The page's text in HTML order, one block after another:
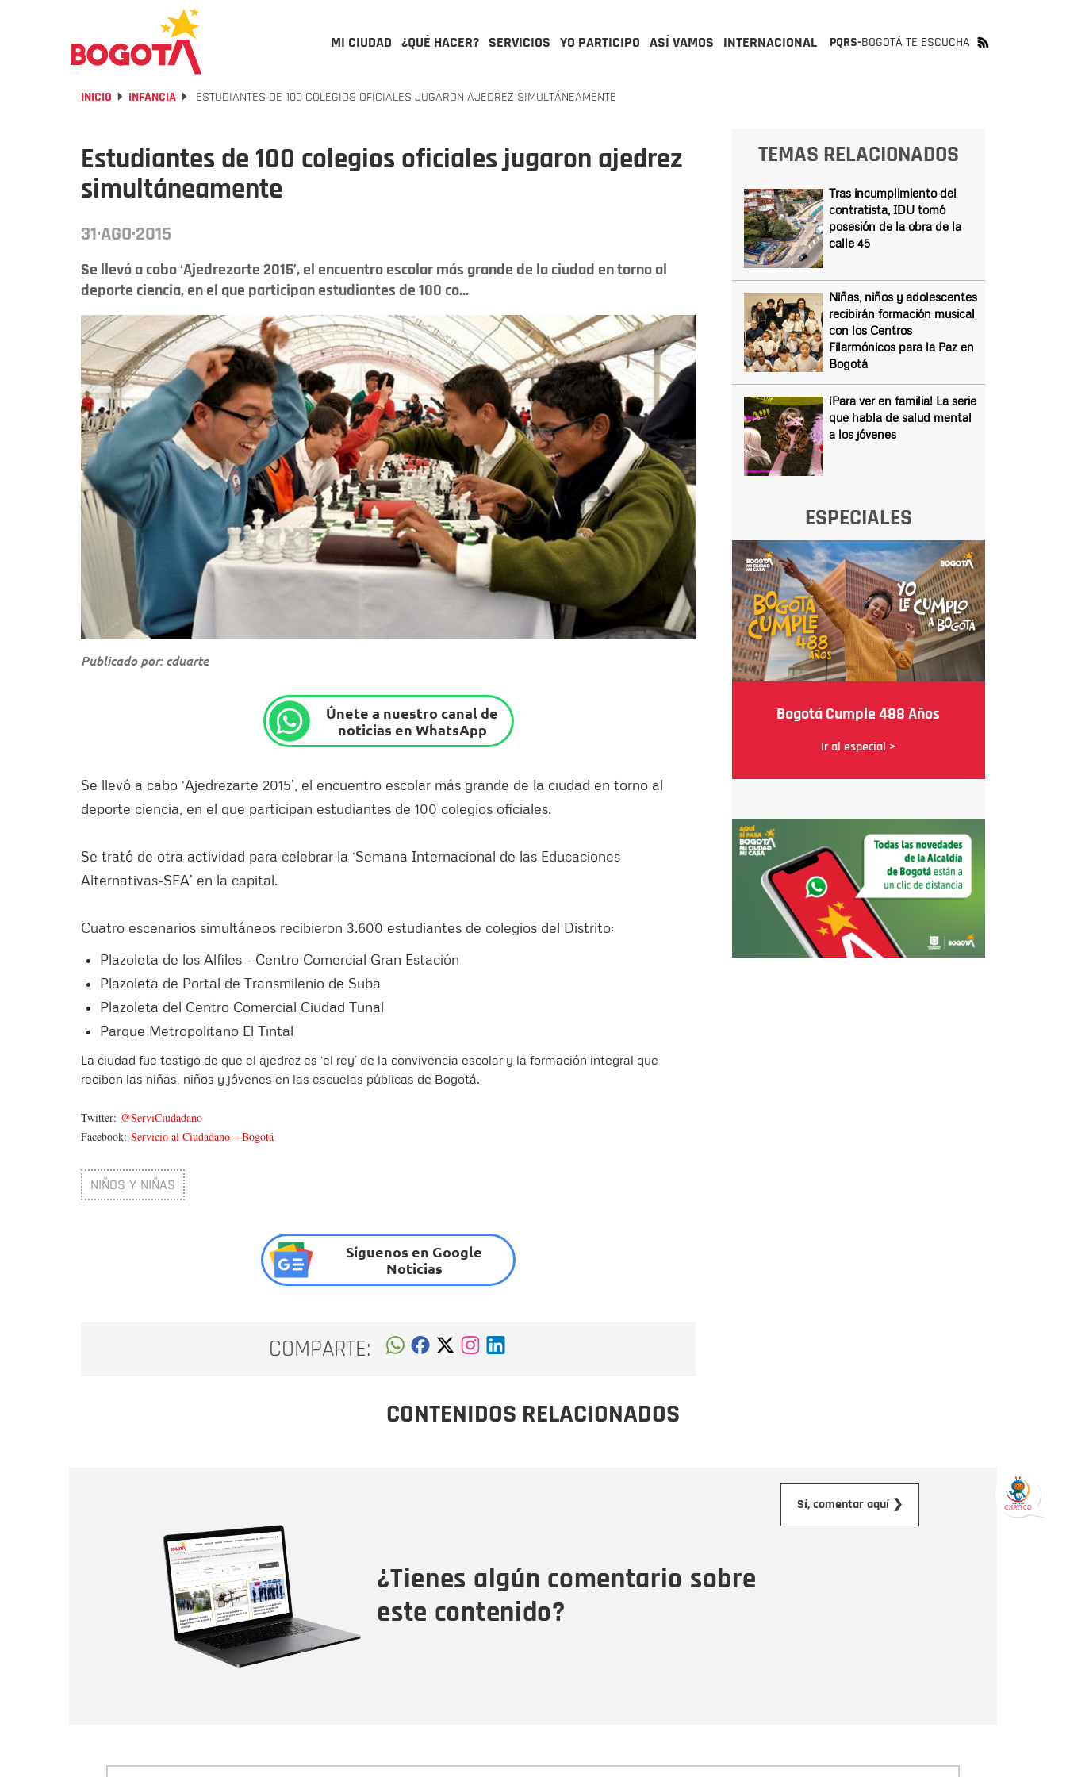
MI CIUDAD ¿QUÉ HACER? SERVICIOS YO PARTICIPO ASÍ VAMOS INTERNACIONAL PQRS-BOGOTÁ TE ESCUCHA
INICIO INFANCIA ESTUDIANTES DE 100 COLEGIOS OFICIALES JUGARON AJEDREZ SIMULTÁNEAMENTE
Estudiantes de 100 colegios oficiales jugaron ajedrez
simultáneamente
31·AGO·2015
Se llevó a cabo ‘Ajedrezarte 2015’, el encuentro escolar más grande de la ciudad en torno al
deporte ciencia, en el que participan estudiantes de 100 co...
Publicado por: cduarte
Únete a nuestro canal de
noticias en WhatsApp
Se llevó a cabo ‘Ajedrezarte 2015’, el encuentro escolar más grande de la ciudad en torno al
deporte ciencia, en el que participan estudiantes de 100 colegios oficiales.
Se trató de otra actividad para celebrar la ‘Semana Internacional de las Educaciones
Alternativas-SEA’ en la capital.
Cuatro escenarios simultáneos recibieron 3.600 estudiantes de colegios del Distrito:
Plazoleta de los Alfiles - Centro Comercial Gran Estación
Plazoleta de Portal de Transmilenio de Suba
Plazoleta del Centro Comercial Ciudad Tunal
Parque Metropolitano El Tintal
La ciudad fue testigo de que el ajedrez es ‘el rey’ de la convivencia escolar y la formación integral que
reciben las niñas, niños y jóvenes en las escuelas públicas de Bogotá.
Twitter: @ServiCiudadano
Facebook: Servicio al Ciudadano – Bogotá
NIÑOS Y NIÑAS
Síguenos en Google
Noticias
COMPARTE:
TEMAS RELACIONADOS
Tras incumplimiento del
contratista, IDU tomó
posesión de la obra de la
calle 45
Niñas, niños y adolescentes
recibirán formación musical
con los Centros
Filarmónicos para la Paz en
Bogotá
¡Para ver en familia! La serie
que habla de salud mental
a los jóvenes
ESPECIALES
Bogotá Cumple 488 Años
Ir al especial >
CONTENIDOS RELACIONADOS
¿Tienes algún comentario sobre
este contenido?
Sí, comentar aquí ❯